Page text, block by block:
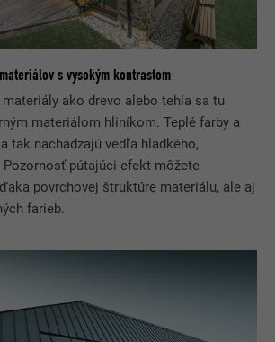
s vysokým kontrastom
ako drevo alebo tehla sa tu
materiálom hliníkom. Teplé farby a
tak nachádzajú vedľa hladkého,
Pozornosť pútajúci efekt môžete
povrchovej štruktúre materiálu, ale aj
farieb.